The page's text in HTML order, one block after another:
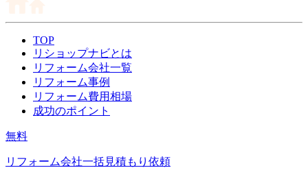
TOP
リショップナビとは
リフォーム会社一覧
リフォーム事例
リフォーム費用相場
成功のポイント
無料
リフォーム会社一括見積もり依頼